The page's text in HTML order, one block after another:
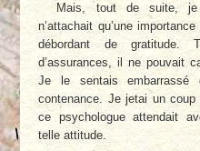
Mais, tout de suite, je
n’attachait qu’une
débordant de gratitude.
d’assurances, il ne pouvait
Je le sentais
contenance. Je jetai un
ce psychologue attendait
telle attitude.